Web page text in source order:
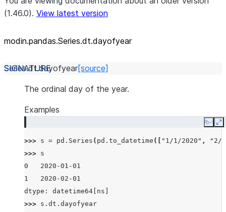
(1.46.0). View latest version
modin.pandas.Series.dt.dayofyear
Series.dt.dayofyear[source]
The ordinal day of the year.
Examples
Copy
>>> s = pd . Series ( pd . to_datetime ([ "1/1/2020" ,
"2/
>>> s
0   2020-01-01
1   2020-02-01
dtype: datetime64[ns]
>>> s . dt . dayofyear